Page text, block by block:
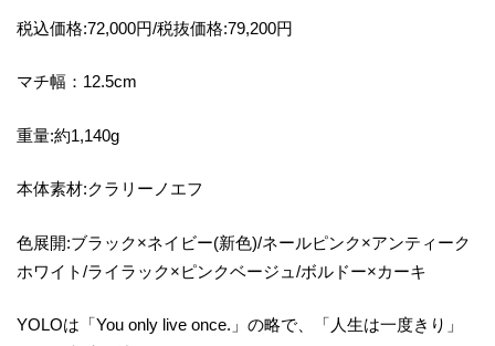
税込価格:72,000円/税抜価格:79,200円
マチ幅：12.5cm
重量:約1,140g
本体素材:クラリーノエフ
色展開:ブラック×ネイビー(新色)/ネールピンク×アンティーク
ホワイト/ライラック×ピンクベージュ/ボルドー×カーキ
YOLOは「You only live once.」の略で、「人生は一度きり」